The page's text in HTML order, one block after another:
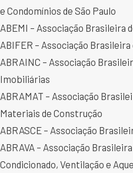
e Condomínios de São Paulo
ABEMI – Associação Brasileira
ABIFER – Associação
ABRAINC – Associação
Imobiliárias
ABRAMAT – Associação
Materiais de Construção
ABRASCE – Associação
ABRAVA – Associação
Condicionado, Ventilação e